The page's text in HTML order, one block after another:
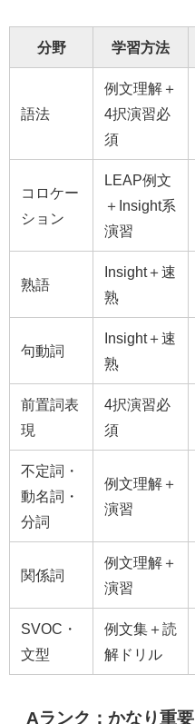
分野 学習方法
語法
例文理解＋
4択演習必
須
コロケー
ション
LEAP例文
＋Insight系
演習
熟語
Insight＋速
熟
句動詞
Insight＋速
熟
前置詞表
現
4択演習必
須
不定詞・
動名詞・
分詞
例文理解＋
演習
関係詞
例文理解＋
演習
SVOC・
文型
例文集＋読
解ドリル
Aランク：かなり重要